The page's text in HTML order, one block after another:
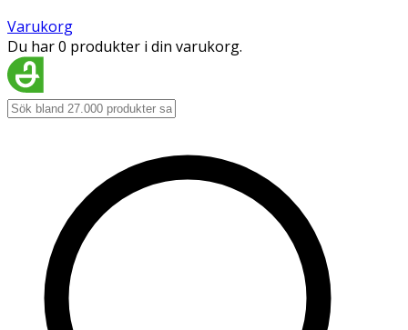
Varukorg
Du har 0 produkter i din varukorg.